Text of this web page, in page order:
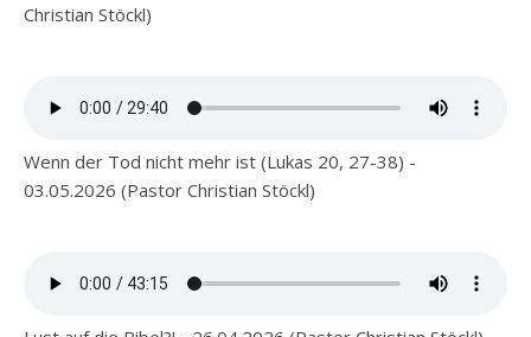
Christian Stöckl)
Wenn der Tod nicht mehr ist (Lukas 20, 27-38) -
03.05.2026 (Pastor Christian Stöckl)